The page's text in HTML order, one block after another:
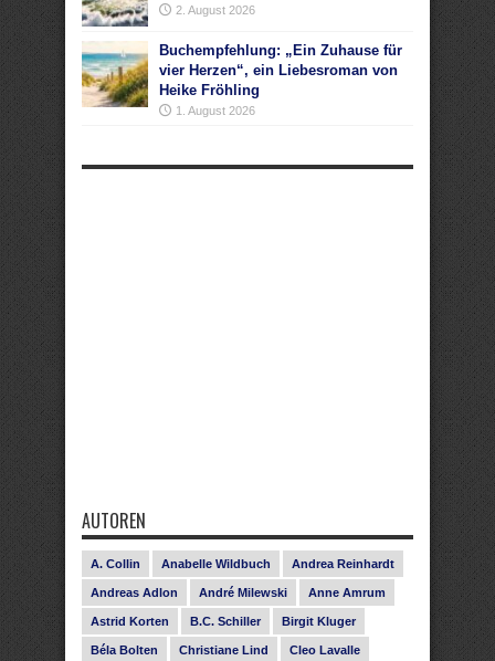
2. August 2026
Buchempfehlung: „Ein Zuhause für
vier Herzen“, ein Liebesroman von
Heike Fröhling
1. August 2026
AUTOREN
A. Collin Anabelle Wildbuch Andrea Reinhardt
Andreas Adlon André Milewski Anne Amrum
Astrid Korten B.C. Schiller Birgit Kluger
Béla Bolten Christiane Lind Cleo Lavalle